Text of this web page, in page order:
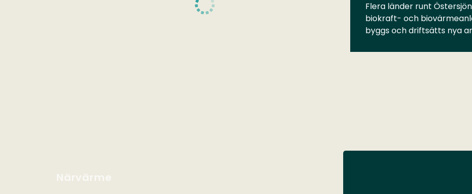
Flera länder runt
biokraft- och
byggs och driftsätts nya
Närvärme